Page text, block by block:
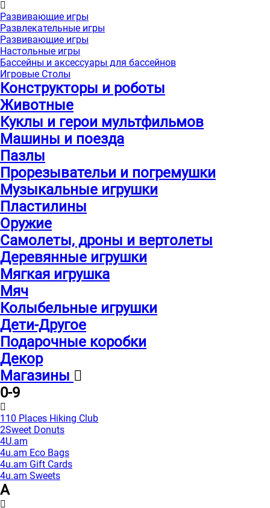
Развивающие игры
Развлекательные игры
Развивающие игры
Настольные игры
Бассейны и аксессуары для бассейнов
Игровые Столы
Конструкторы и роботы
Животные
Куклы и герои мультфильмов
Машины и поезда
Пазлы
Прорезывательи и погремушки
Музыкальные игрушки
Пластилины
Оружие
Самолеты, дроны и вертолеты
Деревянные игрушки
Мягкая игрушка
Мяч
Колыбельные игрушки
Дети-Другое
Подарочные коробки
Декор
Магазины
0-9
110 Places Hiking Club
2Sweet Donuts
4U.am
4u.am Eco Bags
4u.am Gift Cards
4u.am Sweets
A